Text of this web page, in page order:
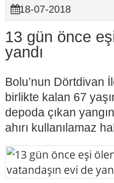
18-07-2018
13 gün önce
yandı
Bolu’nun Dörtdivan
birlikte kalan 67
depoda çıkan
ahırı kullanılamaz